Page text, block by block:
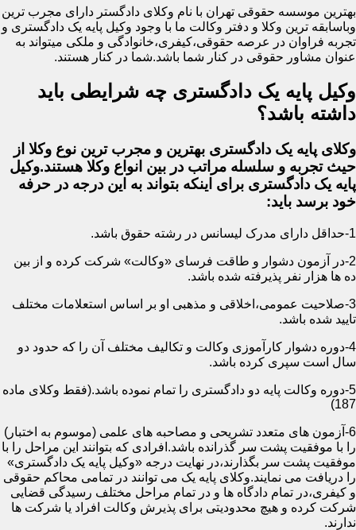
بهترین موسسه حقوقی تهران با نام وکلای دادگستر دارای مجرب ترین
وباسابقه ترین وکلا و دفتر وکالت ما با وجود وکیل پایه یک دادگستری و
تجربه فراوان در عرصه حقوقی،کیفری،خانوادگی و ملکی میتواند به
عنوان مشاور حقوقی در کنار شما باشد.شما در کنار هستند.
وکیل پایه یک دادگستری چه شرایطی باید
داشته باشد؟
وکلای پایه یک دادگستری بهترین و مجرب ترین نوع وکلا از
حیث تجربه و سلسله مراتب در بین انواع وکلا هستند.وکیل
پایه یک دادگستری برای اینکه بتواند به این درجه در حرفه
خود برسد باید:
1-حداقل دارای مدرک لیسانس در رشته حقوق باشد.
2-در آزمون دشوار و طاقت فرسای «وکالت» شرکت کرده و از بین
ده ها هزار نفر پذیرفته شده باشد.
3-صلاحیت عمومی،اخلاقی و مذهبی او بر اساس استعلامات مختلف
تایید شده باشد.
4-دوره دشوار کارآموزی وکالت و تکالیف مختلف آن را که حدود دو
سال است سپری کرده باشد.
5-دوره وکالت پایه دو دادگستری را تمام نموده باشد.(فقط وکلای ماده
187)
6-آزمون های متعدد تشریحی و مصاحبه های علمی (موسوم به اختبار)
را با موفقیت پشت سر گذرانده باشد.افرادی که بتوانند این مراحل را با
موفقیت پشت سر بگذارند،در نهایت درجه «وکیل پایه یک دادگستری»
را دریافت می نمایند.وکلای پایه یک می توانند در تمامی محاکم حقوقی
و کیفری،در تمام دادگاه ها و در تمام مراحل مختلف رسیدگی قضایی
شرکت کرده و هیچ محدودیتی برای پذیرش وکالت افراد یا شرکت ها
ندارند.